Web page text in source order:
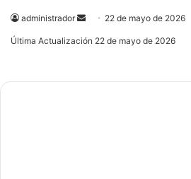
administrador
Send
an
22 de mayo de 2026
Última Actualización 22 de mayo de 2026